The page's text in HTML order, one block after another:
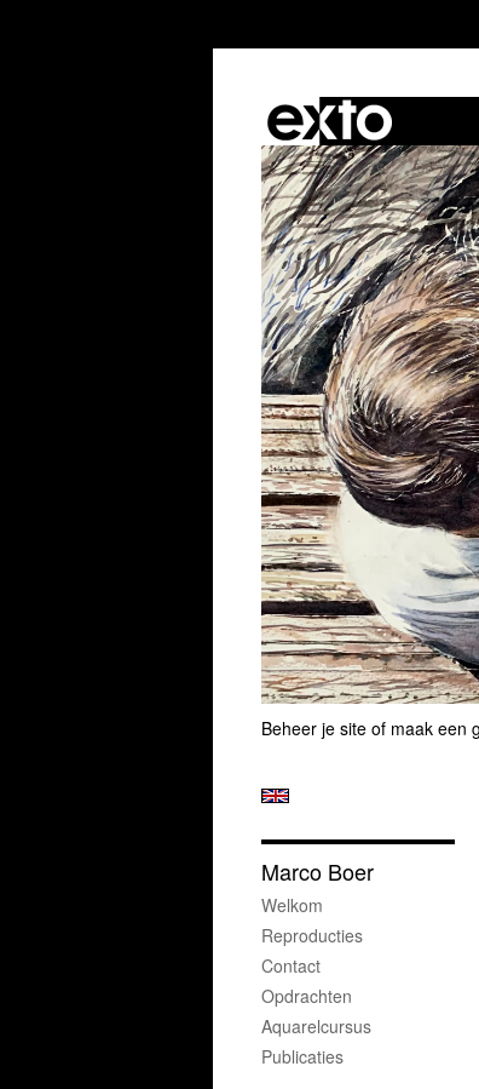
Beheer je site of maak een
Marco Boer
Welkom
Reproducties
Contact
Opdrachten
Aquarelcursus
Publicaties